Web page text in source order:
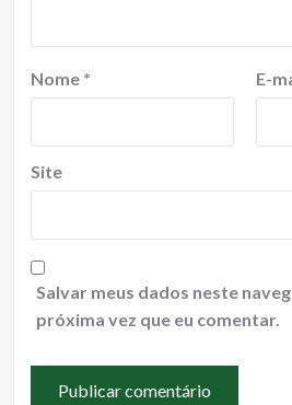
Nome * E-
Site
Salvar meus dados neste
próxima vez que eu comentar.